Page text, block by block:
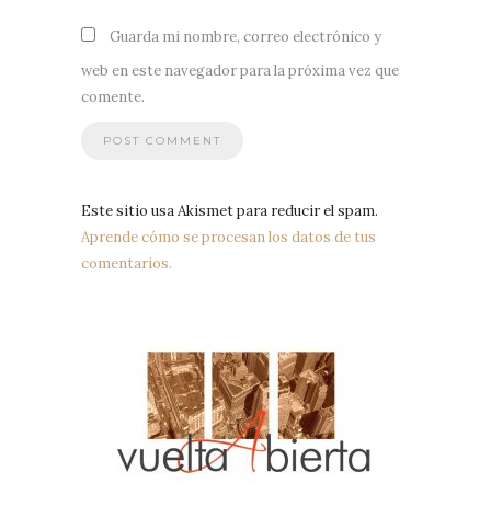
Guarda mi nombre, correo electrónico y
web en este navegador para la próxima vez que
comente.
Este sitio usa Akismet para reducir el spam.
Aprende cómo se procesan los datos de tus
comentarios.